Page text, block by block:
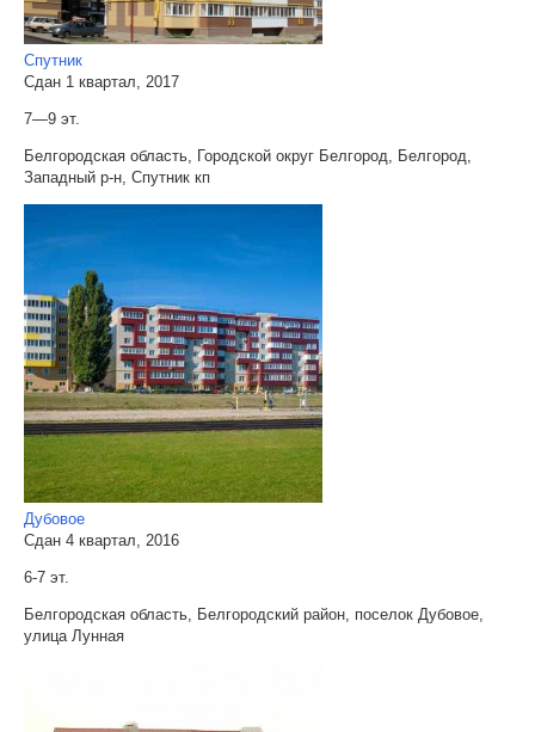
Спутник
Сдан 1 квартал, 2017
7—9 эт.
Белгородская область, Городской округ Белгород, Белгород,
Западный р-н, Спутник кп
Дубовое
Сдан 4 квартал, 2016
6-7 эт.
Белгородская область, Белгородский район, поселок Дубовое,
улица Лунная